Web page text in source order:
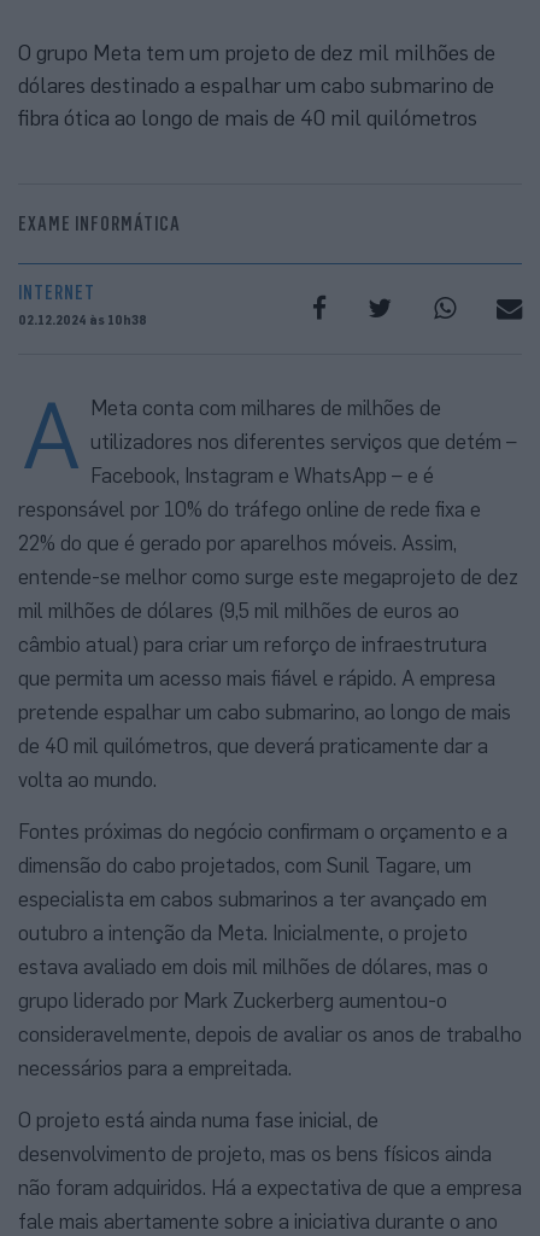
O grupo Meta tem um projeto de dez mil milhões de
dólares destinado a espalhar um cabo submarino de
fibra ótica ao longo de mais de 40 mil quilómetros
EXAME INFORMÁTICA
INTERNET
02.12.2024 às 10h38
A Meta conta com milhares de milhões de
utilizadores nos diferentes serviços que detém –
Facebook, Instagram e WhatsApp – e é
responsável por 10% do tráfego online de rede fixa e
22% do que é gerado por aparelhos móveis. Assim,
entende-se melhor como surge este megaprojeto de dez
mil milhões de dólares (9,5 mil milhões de euros ao
câmbio atual) para criar um reforço de infraestrutura
que permita um acesso mais fiável e rápido. A empresa
pretende espalhar um cabo submarino, ao longo de mais
de 40 mil quilómetros, que deverá praticamente dar a
volta ao mundo.
Fontes próximas do negócio confirmam o orçamento e a
dimensão do cabo projetados, com Sunil Tagare, um
especialista em cabos submarinos a ter avançado em
outubro a intenção da Meta. Inicialmente, o projeto
estava avaliado em dois mil milhões de dólares, mas o
grupo liderado por Mark Zuckerberg aumentou-o
consideravelmente, depois de avaliar os anos de trabalho
necessários para a empreitada.
O projeto está ainda numa fase inicial, de
desenvolvimento de projeto, mas os bens físicos ainda
não foram adquiridos. Há a expectativa de que a empresa
fale mais abertamente sobre a iniciativa durante o ano